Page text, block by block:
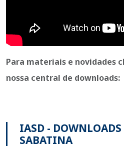
Para materiais e novidades
nossa central de downloads:
IASD - DOWNLOADS
SABATINA